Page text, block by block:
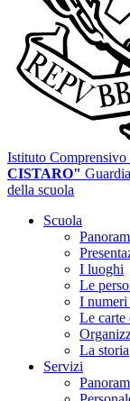
Istituto Comprensivo
CISTARO"
della scuola
Scuola
I luoghi
Le
I numeri
Le carte
La storia
Servizi